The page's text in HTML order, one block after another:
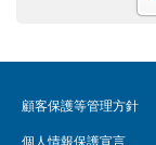
顧客保護等管理方針
個人情報保護宣言